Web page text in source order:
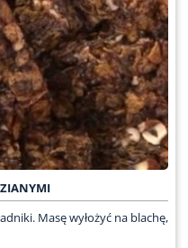
Masę wyłożyć na blachę,